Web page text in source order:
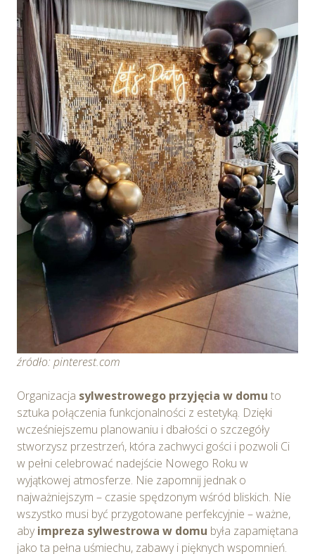
źródło: pinterest.com
Organizacja sylwestrowego przyjęcia w domu to
sztuka połączenia funkcjonalności z estetyką. Dzięki
wcześniejszemu planowaniu i dbałości o szczegóły
stworzysz przestrzeń, która zachwyci gości i pozwoli Ci
w pełni celebrować nadejście Nowego Roku w
wyjątkowej atmosferze. Nie zapomnij jednak o
najważniejszym – czasie spędzonym wśród bliskich. Nie
wszystko musi być przygotowane perfekcyjnie – ważne,
abyimpreza sylwestrowa w domu była zapamiętana
jako ta pełna uśmiechu, zabawy i pięknych wspomnień.